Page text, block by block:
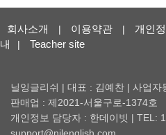
회사소개 | 이용약관 | 개인
내
| Teacher site
닐잉글리쉬 | 대표 : 김예찬 | 사업
판매업 : 제2021-서울구로-1374호
개인정보 담당자 : 한데이빗 | TEL: